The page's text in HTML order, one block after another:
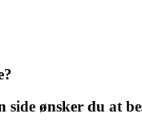
ønsker du at